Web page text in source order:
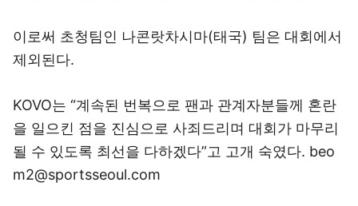
이로써 초청팀인 나콘랏차시마(태국) 팀은 대회에서
제외된다.
KOVO는 “계속된 번복으로 팬과 관계자분들께 혼란
을 일으킨 점을 진심으로 사죄드리며 대회가 마무리
될 수 있도록 최선을 다하겠다”고 고개 숙였다. beo
m2@sportsseoul.com